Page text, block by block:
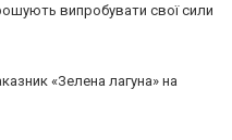
випробувати свої сили
«Зелена лагуна» на